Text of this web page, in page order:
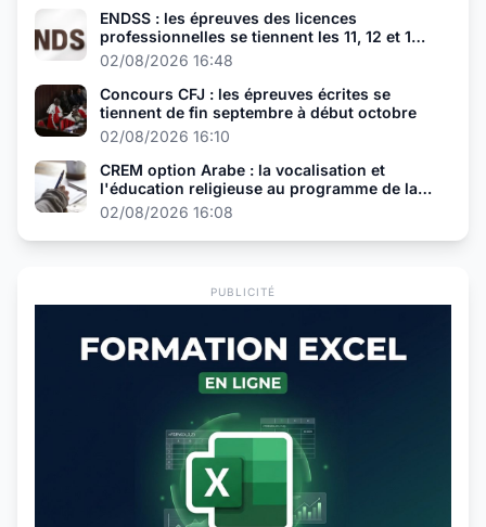
ENDSS : les épreuves des licences
professionnelles se tiennent les 11, 12 et 13
août
02/08/2026 16:48
Concours CFJ : les épreuves écrites se
tiennent de fin septembre à début octobre
02/08/2026 16:10
CREM option Arabe : la vocalisation et
l'éducation religieuse au programme de la
présélection
02/08/2026 16:08
PUBLICITÉ